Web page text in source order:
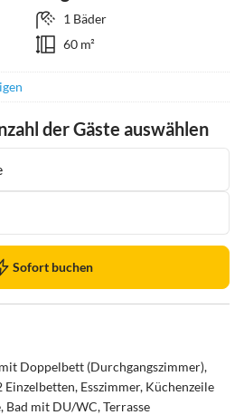
1 Bäder
60 m²
der Gäste auswählen
Sofort buchen
Doppelbett (Durchgangszimmer),
Esszimmer, Küchenzeile
mit DU/WC, Terrasse